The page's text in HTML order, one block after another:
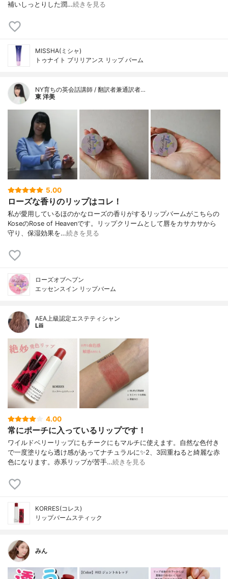
補いしっとりした潤…続きを見る
MISSHA(ミシャ)
トゥナイト ブリリアンス リップ バーム
NY育ちの英会話講師 / 翻訳者兼通訳者…
東 洋美
5.00
ローズな香りのリップはコレ！
私が愛用しているほのかなローズの香りがするリップバームがこちらの
KoseのRose of Heavenです。リップクリームとして唇をカサカサから
守り、保湿効果を…続きを見る
ローズオブヘブン
エッセンスイン リップバーム
AEA上級認定エステティシャン
Lili
4.00
常にポーチに入っているリップです！
ワイルドベリーリップにもチークにもマルチに使えます。自然な色付き
で一度塗りなら透け感があってナチュラルに✨2、3回重ねると綺麗な赤
色になります。赤系リップが苦手…続きを見る
KORRES(コレス)
リップバームスティック
みん